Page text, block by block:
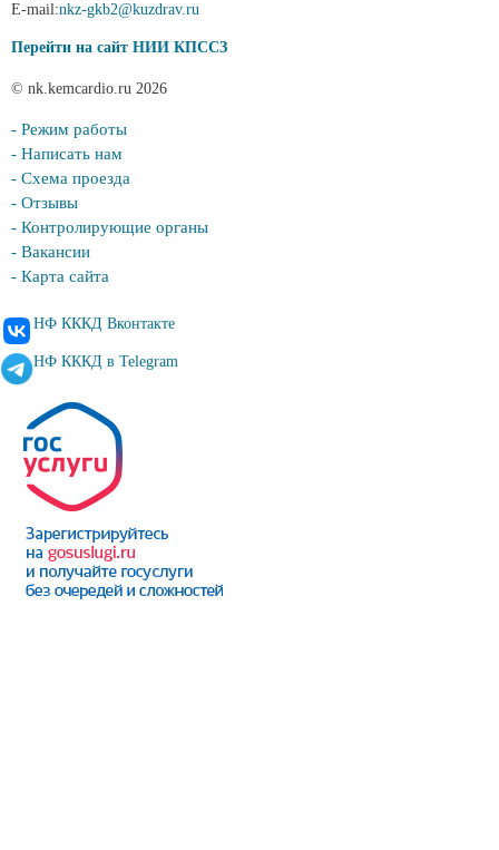
E-mail:nkz-gkb2@kuzdrav.ru
Перейти на сайт НИИ КПССЗ
© nk.kemcardio.ru 2026
- Режим работы
- Написать нам
- Схема проезда
- Отзывы
- Контролирующие органы
- Вакансии
- Карта сайта
НФ КККД Вконтакте
НФ КККД в Telegram